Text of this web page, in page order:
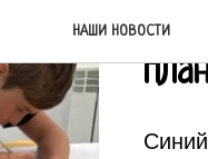
НАШИ НОВОСТИ